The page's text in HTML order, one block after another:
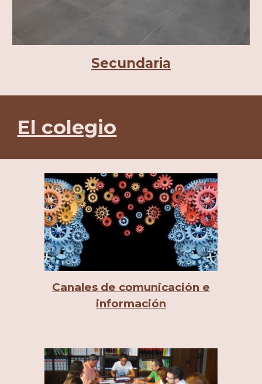
Secundaria
El colegio
Canales de comunicación e
información